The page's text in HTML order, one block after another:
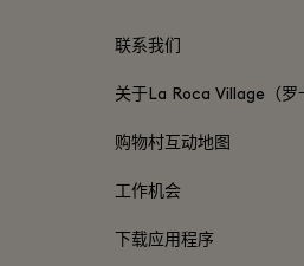
联系我们
关于La Roca Village（罗
购物村互动地图
工作机会
下载应用程序